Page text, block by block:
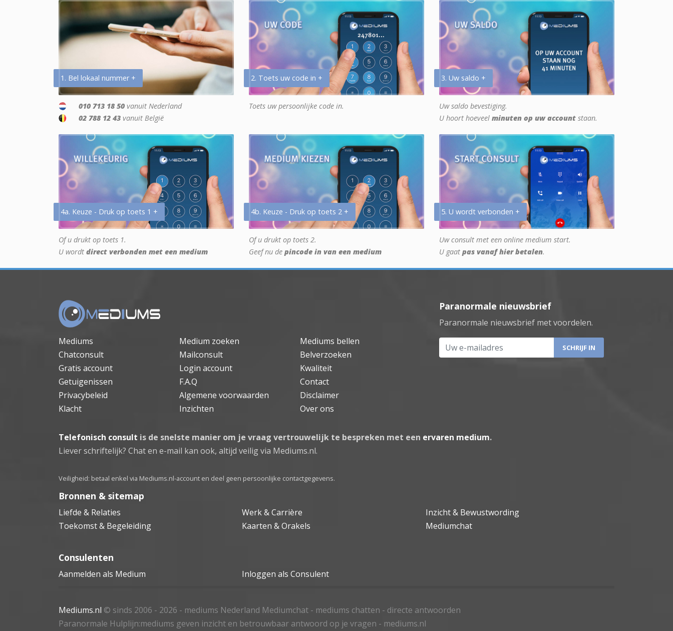
1. Bel lokaal nummer +
010 713 18 50 vanuit Nederland
02 788 12 43 vanuit België
2. Toets uw code in +
Toets uw persoonlijke code in.
3. Uw saldo +
Uw saldo bevestiging.
U hoort hoeveel minuten op uw account staan.
4a. Keuze - Druk op toets 1 +
Of u drukt op toets 1.
U wordt direct verbonden met een medium
4b. Keuze - Druk op toets 2 +
Of u drukt op toets 2.
Geef nu de pincode in van een medium
5. U wordt verbonden +
Uw consult met een online medium start.
U gaat pas vanaf hier betalen.
Mediums Medium zoeken
Mediums bellen
Chatconsult
Mailconsult
Belverzoeken
Gratis account
Login account
Kwaliteit
Getuigenissen
F.A.Q
Contact
Privacybeleid
Algemene voorwaarden
Disclaimer
Klacht
Inzichten Over ons
Paranormale nieuwsbrief
Paranormale nieuwsbrief met voordelen.
Uw e-mailadres
Telefonisch consult is de snelste manier om je vraag vertrouwelijk te bespreken met een ervaren medium.
Liever schriftelijk? Chat en e-mail kan ook, altijd veilig via Mediums.nl.
Veiligheid: betaal enkel via Mediums.nl-account en deel geen persoonlijke contactgegevens.
Bronnen & sitemap
Liefde & Relaties Werk & Carrière
Inzicht & Bewustwording
Toekomst & Begeleiding
Kaarten & Orakels Mediumchat
Consulenten
Aanmelden als Medium Inloggen als Consulent
Mediums.nl © sinds 2006 - 2026 - mediums Nederland Mediumchat - mediums chatten - directe antwoorden
Paranormale Hulplijn:mediums geven inzicht en betrouwbaar antwoord op je vragen - mediums.nl